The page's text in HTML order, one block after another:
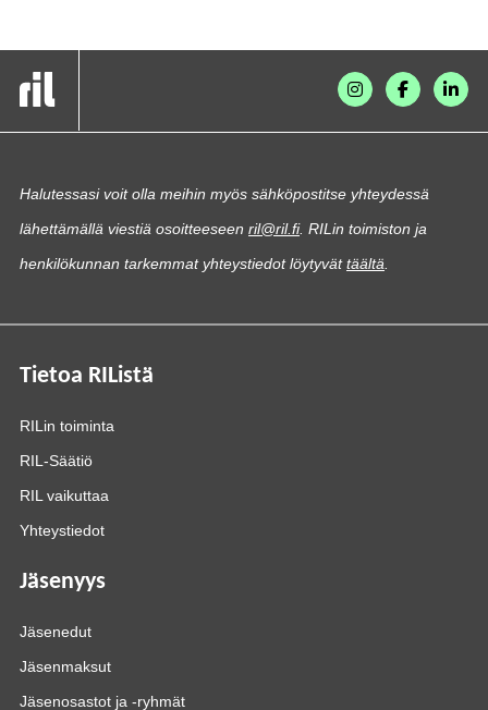
Halutessasi voit olla meihin myös sähköpostitse yhteydessä
lähettämällä viestiä osoitteeseen ril@ril.fi. RILin toimiston ja
henkilökunnan tarkemmat yhteystiedot löytyvättäältä
Tietoa RIListä
RILin toiminta
RIL-Säätiö
RIL vaikuttaa
Yhteystiedot
Jäsenyys
Jäsenedut
Jäsenmaksut
Jäsenosastot ja -ryhmät